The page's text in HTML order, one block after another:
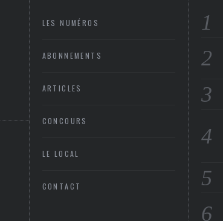
LES NUMÉROS
ABONNEMENTS
ARTICLES
CONCOURS
LE LOCAL
CONTACT